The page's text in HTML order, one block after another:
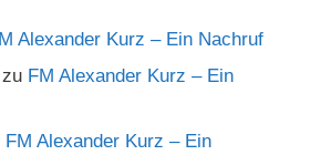
Alexander Kurz – Ein Nachruf
zu FM Alexander Kurz – Ein
FM Alexander Kurz – Ein